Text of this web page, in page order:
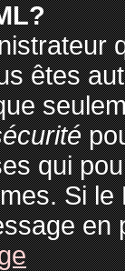
êtes
qui
Si
en